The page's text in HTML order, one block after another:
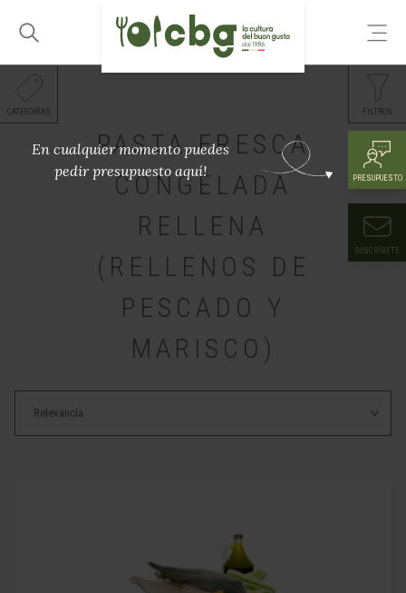
En cualquier momento puedes
pedir presupuesto aquí!
PRESUPUESTO
SUSCRÍBETE
CATEGORÍAS FILTROS
PASTA FRESCA
CONGELADA
RELLENA
(RELLENOS DE
PESCADO Y
MARISCO)